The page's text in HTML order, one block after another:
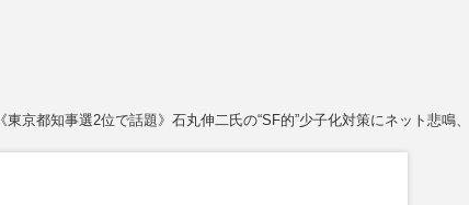
《東京都知事選2位で話題》石丸伸二氏の“SF的”少子化対策にネット悲鳴